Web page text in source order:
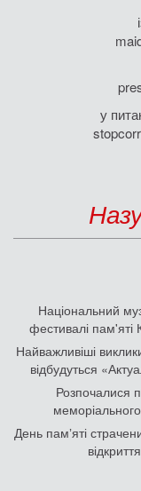
у
Національний
фестивалі
Найважливіші
відбудуться
Розпочалися
День памʼяті